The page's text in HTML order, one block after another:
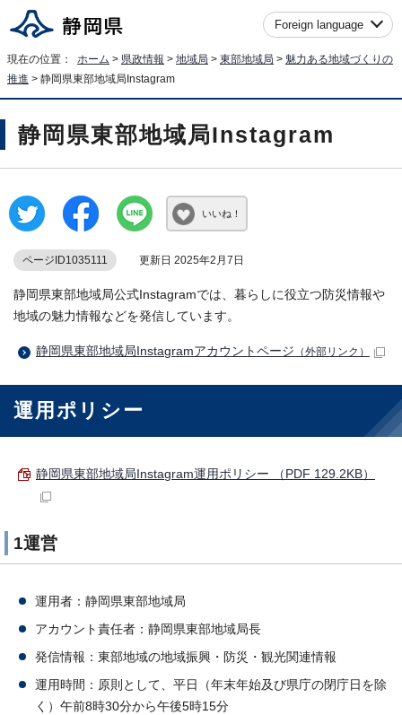
Foreign language
現在の位置： ホーム > 県政情報 > 地域局 > 東部地域局 > 魅力ある地域づくりの
推進 > 静岡県東部地域局Instagram
静岡県東部地域局Instagram
いいね！
ページID1035111 更新日 2025年2月7日
静岡県東部地域局公式Instagramでは、暮らしに役立つ防災情報や
地域の魅力情報などを発信しています。
静岡県東部地域局Instagramアカウントページ （外部リンク）
運用ポリシー
静岡県東部地域局Instagram運用ポリシー （PDF 129.2KB）
1運営
運用者：静岡県東部地域局
アカウント責任者：静岡県東部地域局長
発信情報：東部地域の地域振興・防災・観光関連情報
運用時間：原則として、平日（年末年始及び県庁の閉庁日を除
く）午前8時30分から午後5時15分